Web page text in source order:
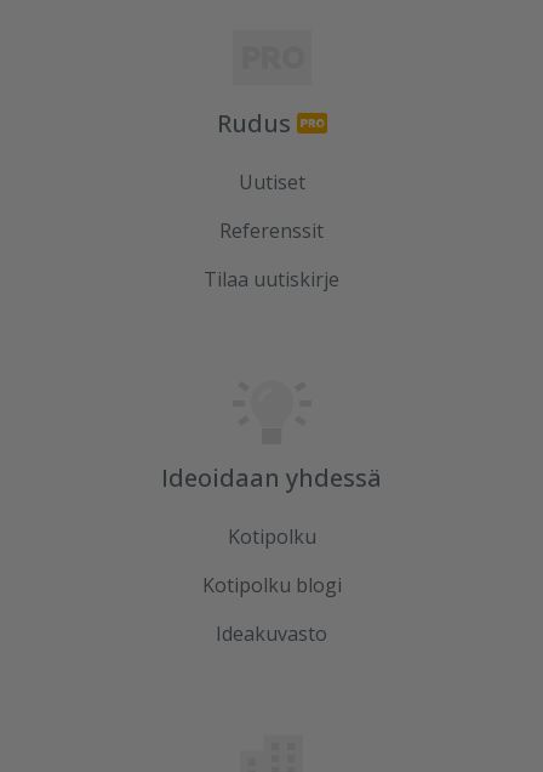
Rudus
Uutiset
Referenssit
Tilaa uutiskirje
Ideoidaan yhdessä
Kotipolku
Kotipolku blogi
Ideakuvasto